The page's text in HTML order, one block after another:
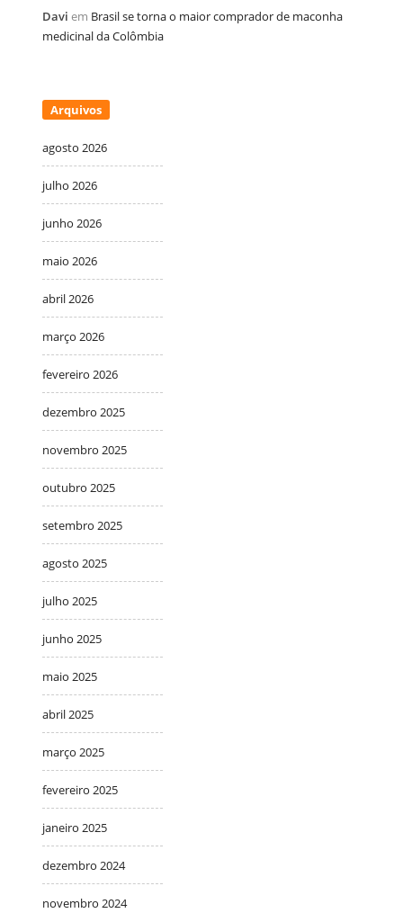
Davi em Brasil se torna o maior comprador de maconha
medicinal da Colômbia
Arquivos
agosto 2026
julho 2026
junho 2026
maio 2026
abril 2026
março 2026
fevereiro 2026
dezembro 2025
novembro 2025
outubro 2025
setembro 2025
agosto 2025
julho 2025
junho 2025
maio 2025
abril 2025
março 2025
fevereiro 2025
janeiro 2025
dezembro 2024
novembro 2024